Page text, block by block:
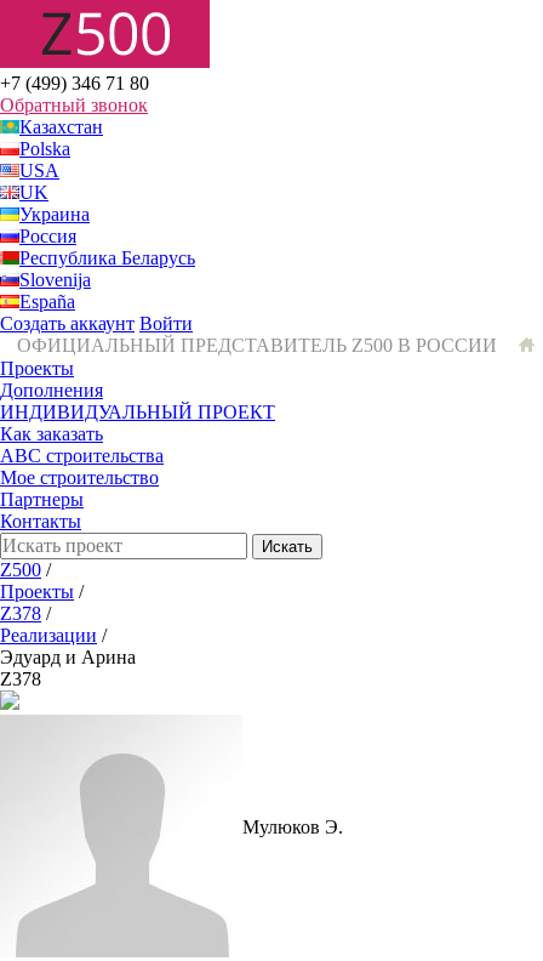
+7 (499) 346 71 80
Обратный звонок
Казахстан
Polska
USA
UK
Украина
Россия
Республика Беларусь
Slovenija
España
Создать аккаунт Войти
ОФИЦИАЛЬНЫЙ ПРЕДСТАВИТЕЛЬ Z500 В РОССИИ
Проекты
Дополнения
ИНДИВИДУАЛЬНЫЙ ПРОЕКТ
Как заказать
ABC строительства
Мое строительство
Партнеры
Контакты
Искать
Z500 /
Проекты /
Z378 /
Реализации /
Эдуард и Арина
Z378
Мулюков Э.